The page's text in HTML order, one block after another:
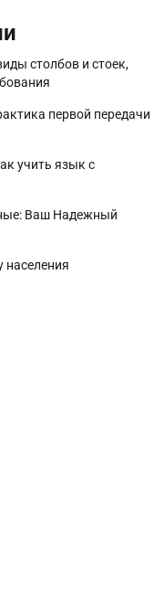
столбов и стоек,
первой передачи
учить язык с
Ваш Надежный
населения